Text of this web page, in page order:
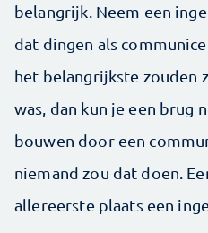
belangrijk. Neem een
dat dingen als
het belangrijkste zouden
was, dan kun je een brug
bouwen door een
niemand zou dat doen.
allereerste plaats een